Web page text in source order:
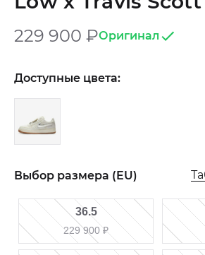
229 900 ₽Оригинал
Доступные цвета:
Выбор размера (EU)
36.5
229 900₽